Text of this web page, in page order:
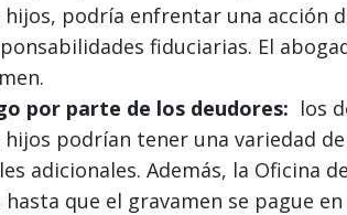
hijos, podría enfrentar una acción
fiduciarias. El
por parte de los deudores: los
podrían tener una variedad
adicionales. Además, la Oficina
que el gravamen se pague